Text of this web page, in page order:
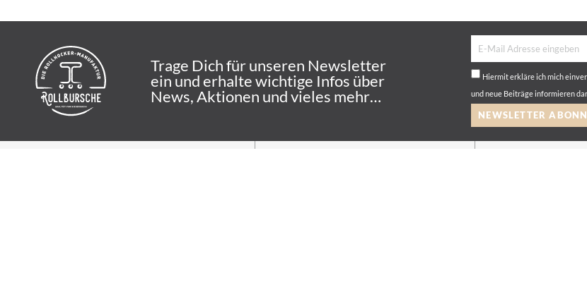
Trage Dich für unseren Newsletter
ein und erhalte wichtige Infos über
News, Aktionen und vieles mehr…
Hiermit erkläre ich mich
und neue Beiträge informieren
NEWSLETTER